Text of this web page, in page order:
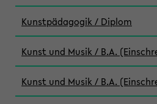
Kunstpädagogik / Diplom
Kunst und Musik / B.A.
Kunst und Musik / B.A.